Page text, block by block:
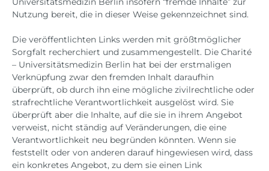
Nutzung bereit, die in dieser Weise gekennzeichnet sind.
Die veröffentlichten Links werden mit größtmöglicher
Sorgfalt recherchiert und zusammengestellt. Die Charité
– Universitätsmedizin Berlin hat bei der erstmaligen
Verknüpfung zwar den fremden Inhalt daraufhin
überprüft, ob durch ihn eine mögliche zivilrechtliche oder
strafrechtliche Verantwortlichkeit ausgelöst wird. Sie
überprüft aber die Inhalte, auf die sie in ihrem Angebot
verweist, nicht ständig auf Veränderungen, die eine
Verantwortlichkeit neu begründen könnten. Wenn sie
feststellt oder von anderen darauf hingewiesen wird, dass
ein konkretes Angebot, zu dem sie einen Link